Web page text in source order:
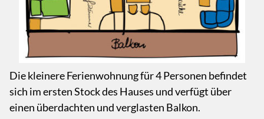
Die kleinere Ferienwohnung für 4 Personen befindet
sich im ersten Stock des Hauses und verfügt über
einen überdachten und verglasten Balkon.